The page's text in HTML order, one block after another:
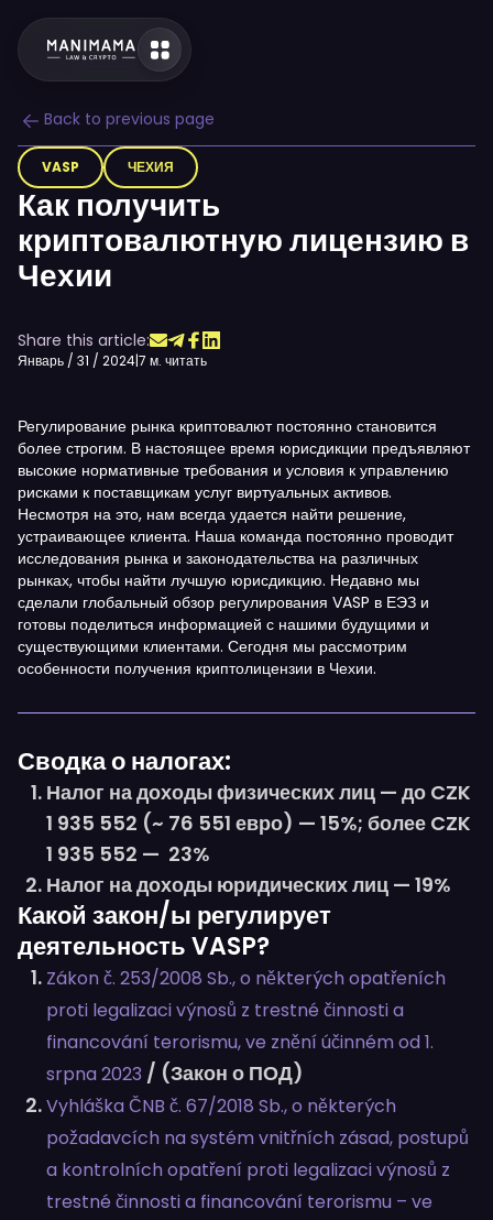
Back to previous page
VASP ЧЕХИЯ
Как получить
криптовалютную лицензию в
Чехии
Share this article:
Январь / 31 / 2024|7 м. читать
Регулирование рынка криптовалют постоянно становится
более строгим. В настоящее время юрисдикции предъявляют
высокие нормативные требования и условия к управлению
рисками к поставщикам услуг виртуальных активов.
Несмотря на это, нам всегда удается найти решение,
устраивающее клиента. Наша команда постоянно проводит
исследования рынка и законодательства на различных
рынках, чтобы найти лучшую юрисдикцию. Недавно мы
сделали глобальный обзор регулирования VASP в ЕЭЗ и
готовы поделиться информацией с нашими будущими и
существующими клиентами. Сегодня мы рассмотрим
особенности получения криптолицензии в Чехии.
Сводка о налогах:
Налог на доходы физических лиц — до CZK
1 935 552 (~ 76 551 евро) — 15%; более CZK
1 935 552 — 23%
Налог на доходы юридических лиц — 19%
Какой закон/ы регулирует
деятельность VASP?
Zákon č. 253/2008 Sb., o některých opatřeních
proti legalizaci výnosů z trestné činnosti a
financování terorismu, ve znění účinném od 1.
srpna 2023 / (Закон о ПОД)
Vyhláška ČNB č. 67/2018 Sb., o některých
požadavcích na systém vnitřních zásad, postupů
a kontrolních opatření proti legalizaci výnosů z
trestné činnosti a financování terorismu – ve